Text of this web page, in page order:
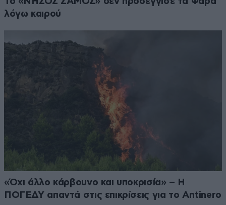
λόγω καιρού
«Όχι άλλο κάρβουνο και υποκρισία» – Η
ΠΟΓΕΔΥ απαντά στις επικρίσεις για το Antinero